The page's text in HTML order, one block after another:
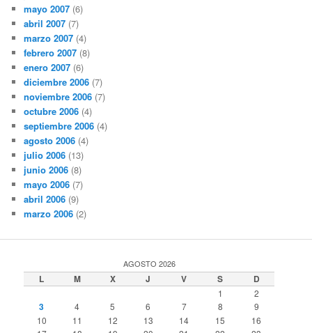
mayo 2007 (6)
abril 2007 (7)
marzo 2007 (4)
febrero 2007 (8)
enero 2007 (6)
diciembre 2006 (7)
noviembre 2006 (7)
octubre 2006 (4)
septiembre 2006 (4)
agosto 2006 (4)
julio 2006 (13)
junio 2006 (8)
mayo 2006 (7)
abril 2006 (9)
marzo 2006 (2)
AGOSTO 2026
L M X J V S D
1 2
3 4 5 6 7 8
9
10
11 12 13 14 15
16